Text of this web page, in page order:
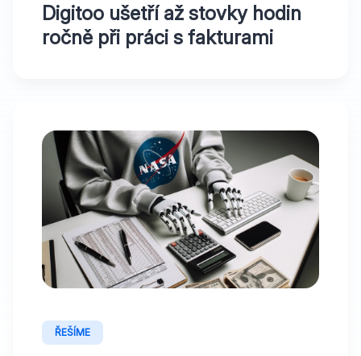
Digitoo ušetří až stovky hodin
ročně při práci s fakturami
ŘEŠÍME